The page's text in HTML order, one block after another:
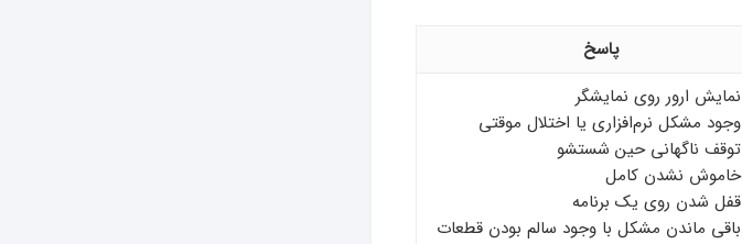
پاسخ
نمایش ارور روی نمایشگر
وجود مشکل نرم‌افزاری یا اختلال موقتی
توقف ناگهانی حین شستشو
خاموش نشدن کامل
قفل شدن روی یک برنامه
باقی ماندن مشکل با وجود سالم بودن قطعات